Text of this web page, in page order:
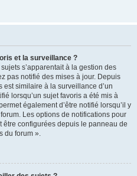
et la surveillance ?
s’apparentait à la gestion des
pas notifié des mises à jour. Depuis
similaire à la surveillance d’un
lorsqu’un sujet favoris a été mis à
également d’être notifié lorsqu’il y
Les options de notifications pour
configurées depuis le panneau de
du forum ».